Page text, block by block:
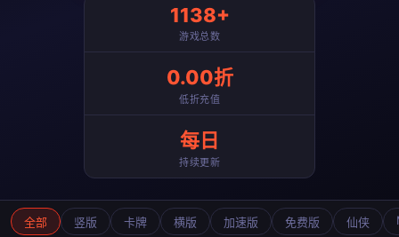
1138+
游戏总数
0.00折
低折充值
每日
持续更新
全部 竖版 卡牌 横版 加速版 免费版 仙侠